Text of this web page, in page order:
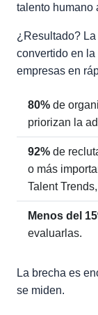
talento humano
¿Resultado?
convertido en
empresas en
80% de
priorizan la
92% de
o más
Talent
Menos del
evaluarlas.
La brecha es
se miden.